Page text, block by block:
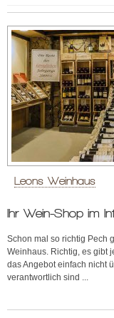
Leons Weinhaus
Ihr Wein-Shop im
Schon mal so richtig Pech
Weinhaus. Richtig, es gibt
das Angebot einfach nicht
verantwortlich sind ...